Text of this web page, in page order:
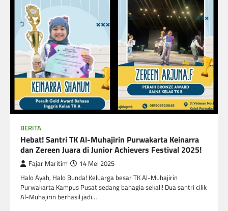
BERITA
Hebat! Santri TK Al-Muhajirin Purwakarta Keinarra
dan Zereen Juara di Junior Achievers Festival 2025!
Fajar Maritim 14 Mei 2025
Halo Ayah, Halo Bunda! Keluarga besar TK Al-Muhajirin
Purwakarta Kampus Pusat sedang bahagia sekali! Dua santri cilik
Al-Muhajirin berhasil jadi…